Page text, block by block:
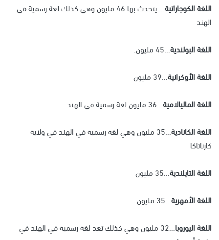
اللغة الكوجاراتية
... يتحدث بها 46 مليون وهي كذلك لغة رسمية في
الهند
اللغة البولندية...45 مليون.
اللغة الأوكرانية...39 مليون
اللغة الماليالامية...36 مليون لغة رسمية في الهند
اللغة الكانادية
...35 مليون وهي لغة رسمية في الهند في ولاية
كارناتاكا
اللغة التايلندية...35 مليون
اللغة الأمهرية...35 مليون
اللغة اليوروبا
...32 مليون وهي كذلك تعد لغة رسمية في الهند في